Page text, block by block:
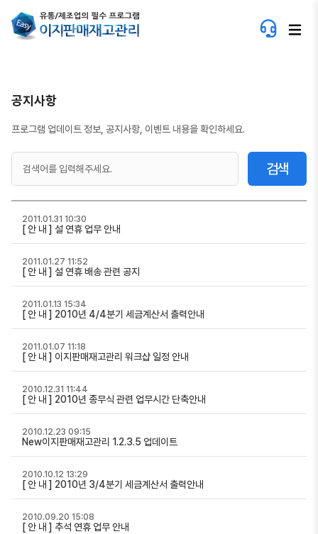
공지사항
프로그램 업데이트 정보, 공지사항, 이벤트 내용을 확인하세요.
검색
[ 안 내 ] 설 연휴 업무 안내
2011.01.31 10:30
[ 안 내 ] 설 연휴 배송 관련 공지
2011.01.27 11:52
[ 안 내 ] 2010년 4/4분기 세금계산서 출력안내
2011.01.13 15:34
[ 안 내 ] 이지판매재고관리 워크샵 일정 안내
2011.01.07 11:18
[ 안 내 ] 2010년 종무식 관련 업무시간 단축안내
2010.12.31 11:44
New이지판매재고관리 1.2.3.5 업데이트
2010.12.23 09:15
[ 안 내 ] 2010년 3/4분기 세금계산서 출력안내
2010.10.12 13:29
[ 안 내 ] 추석 연휴 업무 안내
2010.09.20 15:08